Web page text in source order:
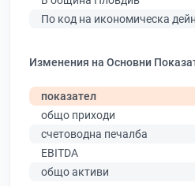
По код на икономическа
Изменения на Основни
показател
общо приходи
счетоводна печалба
EBITDA
общо активи